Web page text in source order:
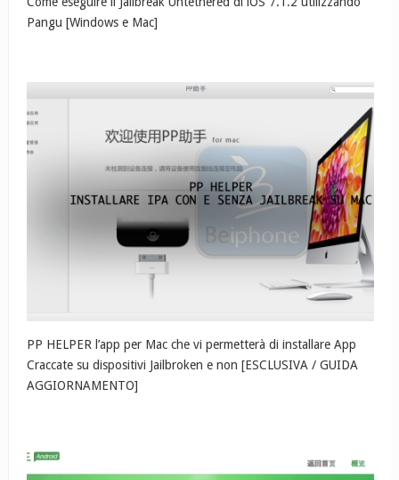
Pangu [Windows e Mac]
PP HELPER l’app per Mac che vi permetterà di installare App
Craccate su dispositivi Jailbroken e non [ESCLUSIVA / GUIDA
AGGIORNAMENTO]